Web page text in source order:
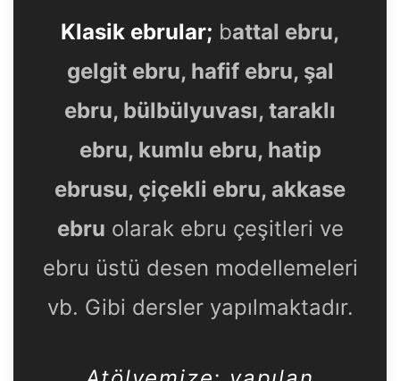
Klasik ebrular; battal ebru,
gelgit ebru, hafif ebru, şal
ebru, bülbülyuvası, taraklı
ebru, kumlu ebru, hatip
ebrusu, çiçekli ebru, akkase
ebru olarak ebru çeşitleri ve
ebru üstü desen modellemeleri
vb. Gibi dersler yapılmaktadır.